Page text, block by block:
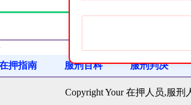
押指南 服刑百科 服刑判决
书信往来
Copyright Your 在押人员,服刑